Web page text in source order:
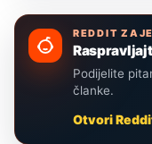
REDDIT
Podijelite
članke.
Otvori